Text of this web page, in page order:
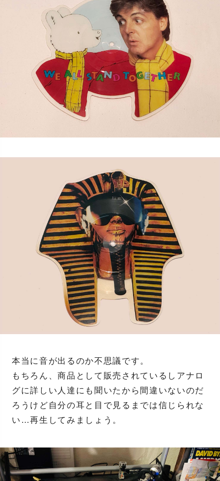
本当に音が出るのか不思議です。
もちろん、商品として販売されているしアナロ
グに詳しい人達にも聞いたから間違いないのだ
ろうけど自分の耳と目で見るまでは信じられな
い…再生してみましょう。